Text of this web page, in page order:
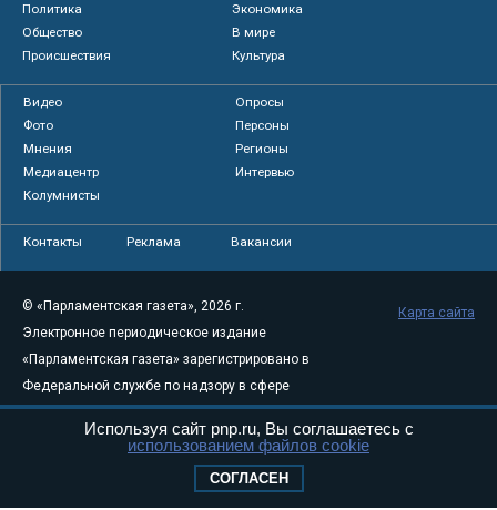
Политика
Экономика
Общество
В мире
Происшествия
Культура
Видео
Опросы
Фото
Персоны
Мнения
Регионы
Медиацентр
Интервью
Колумнисты
Контакты Реклама Вакансии
© «Парламентская газета», 2026 г.
Электронное периодическое издание
«Парламентская газета» зарегистрировано в
Федеральной службе по надзору в сфере
связи, информационных технологий и
массовых коммуникаций (Роскомнадзор) 05
Свидетельство о регистрации Эл № ФС77-
Карта сайта
Используя сайт pnp.ru, Вы соглашаетесь с
использованием файлов cookie
СОГЛАСЕН